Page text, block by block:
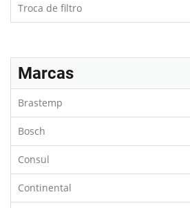
Troca de filtro
Marcas
Brastemp
Bosch
Consul
Continental